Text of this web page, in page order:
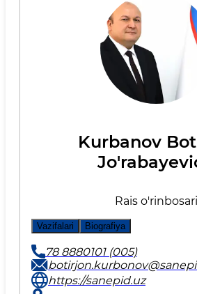
Kurbanov
Rais o'rinbosari
Vazifalari Biografiya
78 8880101 (005)
https://sanepid.uz